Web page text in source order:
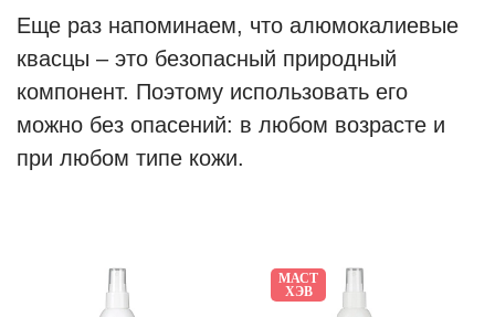
Еще раз напоминаем, что алюмокалиевые
квасцы – это безопасный природный
компонент. Поэтому использовать его
можно без опасений: в любом возрасте и
при любом типе кожи.
МАСТ
ХЭВ